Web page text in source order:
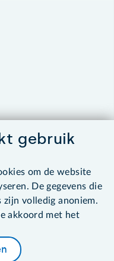
gebruik
om de website
De gegevens die
zijn volledig anoniem.
akkoord met het